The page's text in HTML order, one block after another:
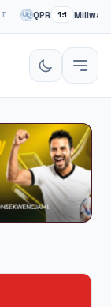
QPR 1:1 Millwall